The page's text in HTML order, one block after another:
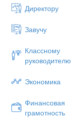
Директору
Завучу
Классному
руководителю
Экономика
Финансовая
грамотность